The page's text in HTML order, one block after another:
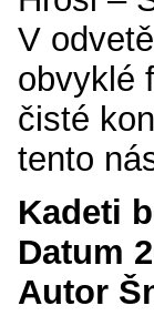
V
obvyklé
čisté
tento
Kadeti
Datum
Autor